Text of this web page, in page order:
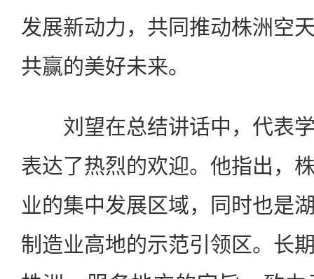
发展新动力，共同推动株洲空
共赢的美好未来。
刘望在总结讲话中，代表学
表达了热烈的欢迎。他指出，
业的集中发展区域，同时也是
制造业高地的示范引领区。长